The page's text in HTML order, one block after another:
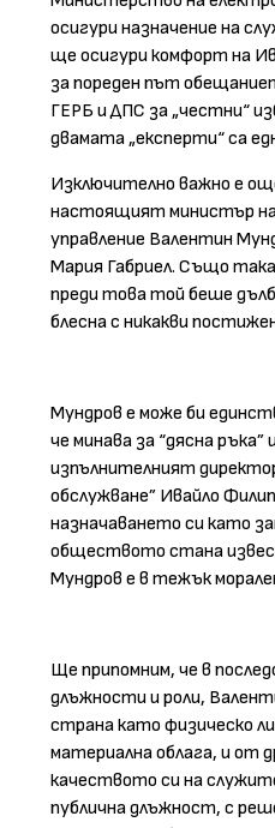
осигури назначение на
ще осигури комфорт на
за пореден път
ГЕРБ и ДПС за „честни“
двамата „експерти“ са
Изключително важно е
настоящият министър
управление Валентин
Мария Габриел. Също така
преди това той беше
блесна с никакви
Мундров е може би
че минава за “дясна ръка”
изпълнителният
обслужване” Ивайло
назначаването си като
обществото стана
Мундров е в тежък
Ще припомним, че в
длъжности и роли,
страна като физическо
материална облага, и от
качеството си на
публична длъжност, с